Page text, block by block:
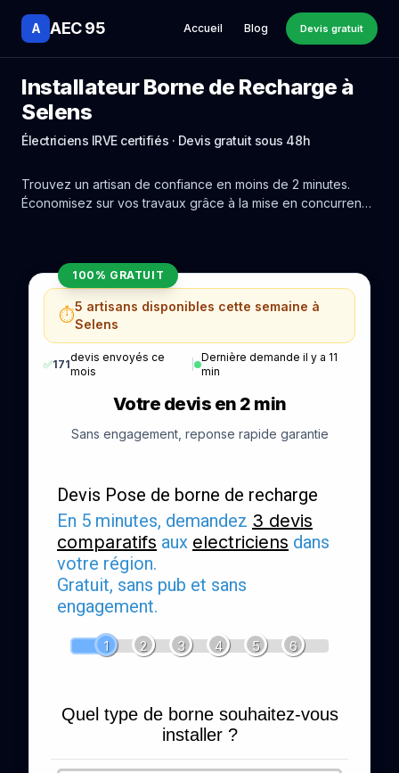
A AEC 95 Accueil Blog Devis gratuit
Installateur Borne de Recharge à
Selens
Électriciens IRVE certifiés · Devis gratuit sous 48h
Trouvez un artisan de confiance en moins de 2 minutes.
Économisez sur vos travaux grâce à la mise en concurrence
100% GRATUIT
⏱️5 artisans disponibles cette semaine à
Selens
✅171
devis envoyés ce
mois
Dernière demande il y a 11
min
Votre devis en 2 min
Sans engagement, reponse rapide garantie
Devis Pose de borne de recharge
En 5 minutes, demandez 3 devis
comparatifs aux electriciens dans
votre région.
Gratuit, sans pub et sans
engagement.
1 2 3 4 5 6
Quel type de borne souhaitez-vous
installer ?